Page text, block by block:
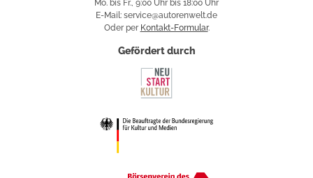
Mo. bis Fr., 9:00 Uhr bis 18:00 Uhr
E-Mail: service@autorenwelt.de
Oder per Kontakt-Formular.
Gefördert durch